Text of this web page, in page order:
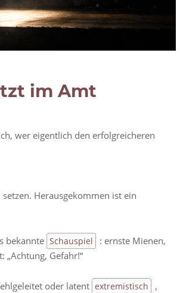
im Amt
wer eigentlich den erfolgreicheren
Herausgekommen ist ein
bekannte Schauspiel
: ernste Mienen,
„Achtung, Gefahr!“
oder latent extremistisch
,